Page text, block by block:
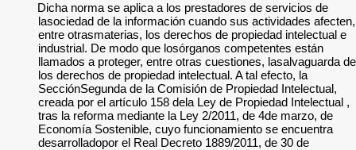
Dicha norma se aplica a los prestadores de servicios de
lasociedad de la información cuando sus actividades afecten,
entre otrasmaterias, los derechos de propiedad intelectual e
industrial. De modo que losórganos competentes están
llamados a proteger, entre otras cuestiones, lasalvaguarda de
los derechos de propiedad intelectual. A tal efecto, la
SecciónSegunda de la Comisión de Propiedad Intelectual,
creada por el artículo 158 dela Ley de Propiedad Intelectual ,
tras la reforma mediante la Ley 2/2011, de 4de marzo, de
Economía Sostenible, cuyo funcionamiento se encuentra
desarrolladopor el Real Decreto 1889/2011, de 30 de